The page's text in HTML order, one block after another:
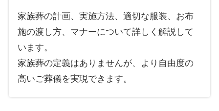
家族葬の計画、実施方法、適切な服装、お布
施の渡し方、マナーについて詳しく解説して
います。
家族葬の定義はありませんが、より自由度の
高いご葬儀を実現できます。